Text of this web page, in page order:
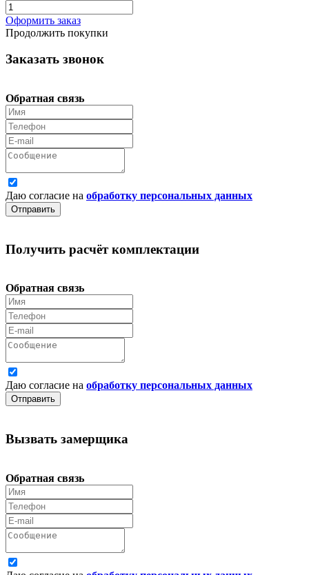
Оформить заказ
Продолжить покупки
Заказать звонок
Обратная связь
Даю согласие на обработку персональных данных
Отправить
Получить расчёт комплектации
Обратная связь
Даю согласие на обработку персональных данных
Отправить
Вызвать замерщика
Обратная связь